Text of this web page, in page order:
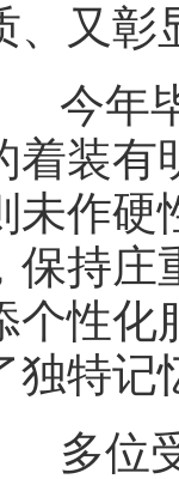
、又彰
年毕
着装有
未作硬
保持庄
个性化
独特记
位受